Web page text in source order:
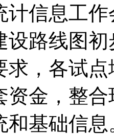
计信息工
设路线图
求，各试
资金，整
和基础信